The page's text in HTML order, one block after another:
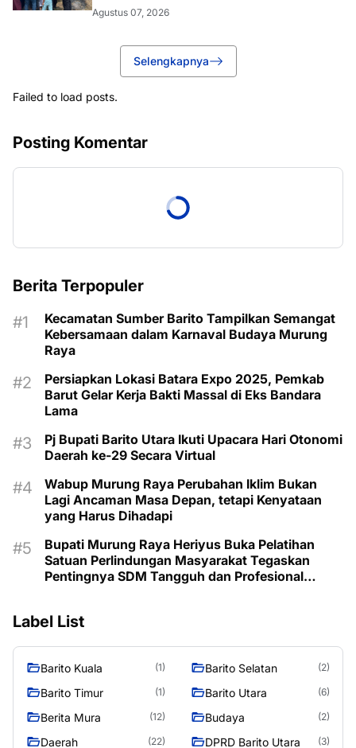
Agustus 07, 2026
Selengkapnya
Failed to load posts.
Posting Komentar
Berita Terpopuler
Kecamatan Sumber Barito Tampilkan Semangat
Kebersamaan dalam Karnaval Budaya Murung
Raya
Persiapkan Lokasi Batara Expo 2025, Pemkab
Barut Gelar Kerja Bakti Massal di Eks Bandara
Lama
Pj Bupati Barito Utara Ikuti Upacara Hari Otonomi
Daerah ke-29 Secara Virtual
Wabup Murung Raya Perubahan Iklim Bukan
Lagi Ancaman Masa Depan, tetapi Kenyataan
yang Harus Dihadapi
Bupati Murung Raya Heriyus Buka Pelatihan
Satuan Perlindungan Masyarakat Tegaskan
Pentingnya SDM Tangguh dan Profesional
Label List
Barito Kuala (1) Barito Selatan (2)
Barito Timur (1) Barito Utara (6)
Berita Mura (12) Budaya (2)
Daerah (22) DPRD Barito Utara (3)